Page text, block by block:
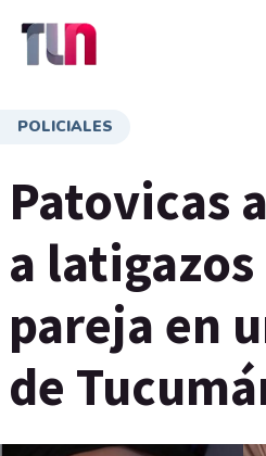
POLICIALES
Patovicas
a latigazos
pareja en
de